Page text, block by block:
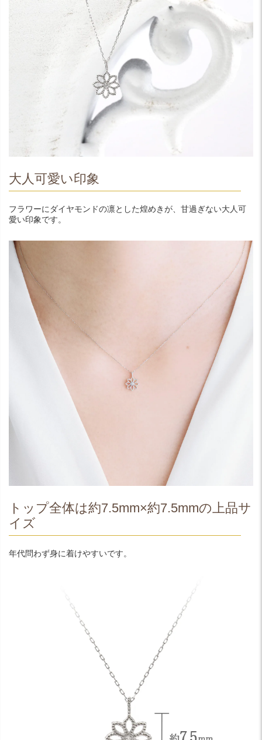
大人可愛い印象
フラワーにダイヤモンドの凛とした煌めきが、甘過ぎない大人可
愛い印象です。
トップ全体は約7.5mm×約7.5mmの上品サ
イズ
年代問わず身に着けやすいです。